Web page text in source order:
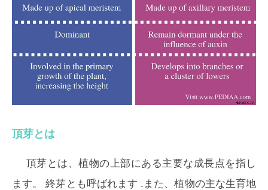
頂芽とは
頂芽とは、植物の上部にある主要な成長点を指し
ます。終芽 とも呼ばれます .また、植物の主な生育地